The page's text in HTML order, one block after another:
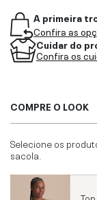
A primeira
Confira as
Cuidar do
Confira os
COMPRE O LOOK
Selecione os
sacola.